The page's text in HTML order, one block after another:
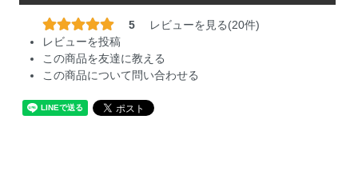
5
レビューを見る(20件)
レビューを投稿
この商品を友達に教える
この商品について問い合わせる